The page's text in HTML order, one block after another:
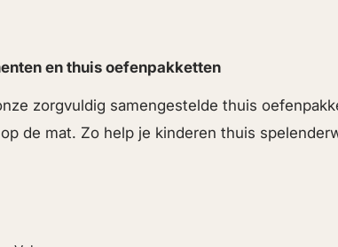
en thuis oefenpakketten
zorgvuldig samengestelde thuis
de mat. Zo help je kinderen thuis